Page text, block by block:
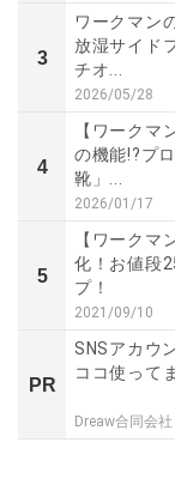
3
ワークマン
放湿サイド
チオ...
2026/05/28
4
【ワークマ
の機能!?プ
靴」...
2026/01/17
5
【ワークマ
化！お値段
プ！
2021/09/10
PR
SNSアカウ
ココ使って
Dreaw合同会社